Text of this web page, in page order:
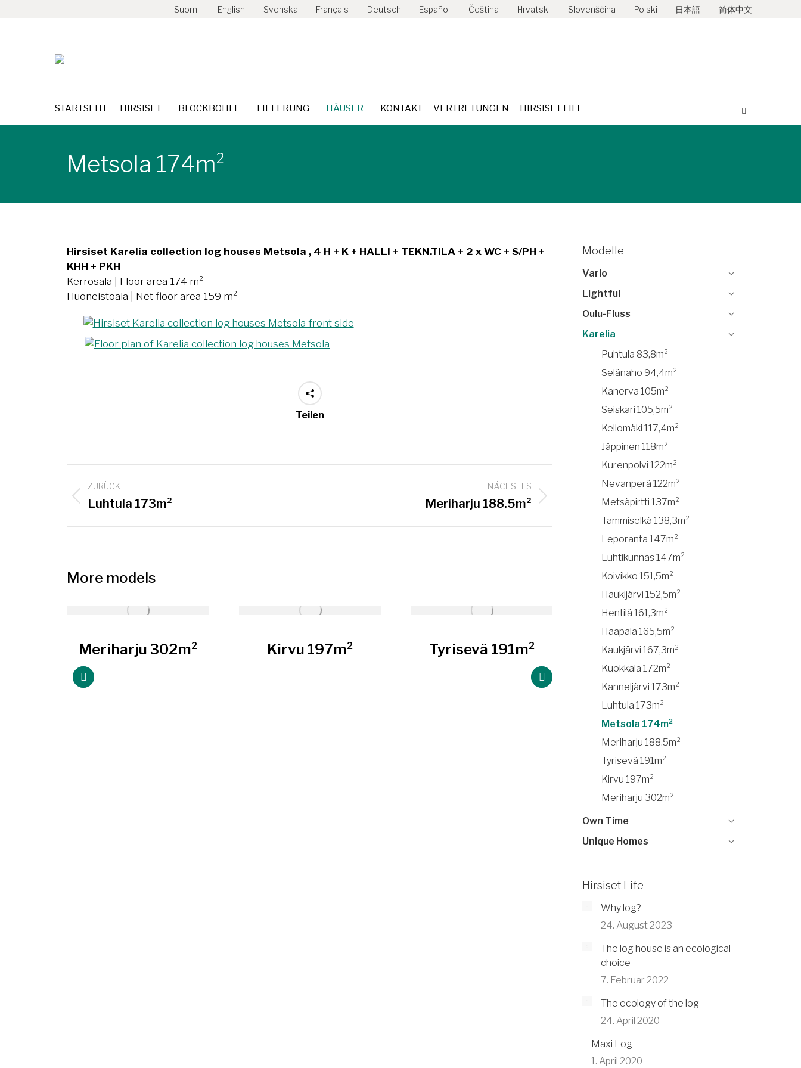
Suomi English Svenska Français Deutsch Español Čeština Hrvatski Slovenščina Polski 日本語 简体中文
STARTSEITE HIRSISET BLOCKBOHLE LIEFERUNG HÄUSER KONTAKT VERTRETUNGEN HIRSISET LIFE Search:
Metsola 174m²
Hirsiset Karelia collection log houses Metsola , 4 H + K + HALLI + TEKN.TILA + 2 x WC + S/PH +
KHH + PKH
Kerrosala | Floor area 174 m²
Huoneistoala | Net floor area 159 m²
Teilen
Project
navigation
ZURÜCK
Previous
Luhtula 173m²
NÄCHSTES
Meriharju 188.5m²
More models
Meriharju 302m² Kirvu 197m² Tyrisevä 191m² Meriharju 188.5m²
Modelle
Vario
Lightful
Oulu-Fluss
Karelia
Puhtula 83,8m²
Selänaho 94,4m²
Kanerva 105m²
Seiskari 105,5m²
Kellomäki 117,4m²
Jäppinen 118m²
Kurenpolvi 122m²
Nevanperä 122m²
Metsäpirtti 137m²
Tammiselkä 138,3m²
Leporanta 147m²
Luhtikunnas 147m²
Koivikko 151,5m²
Haukijärvi 152,5m²
Hentilä 161,3m²
Haapala 165,5m²
Kaukjärvi 167,3m²
Kuokkala 172m²
Kanneljärvi 173m²
Luhtula 173m²
Metsola 174m²
Meriharju 188.5m²
Tyrisevä 191m²
Kirvu 197m²
Meriharju 302m²
Own Time
Unique Homes
Hirsiset Life
Why log?
24. August 2023
The log house is an ecological
choice
7. Februar 2022
The ecology of the log
24. April 2020
Maxi Log
1. April 2020
HIRSISET BLOCKBOHLE LIEFERUNG HÄUSER KONTAKT VERTRETUNGEN HIRSISET LIFE